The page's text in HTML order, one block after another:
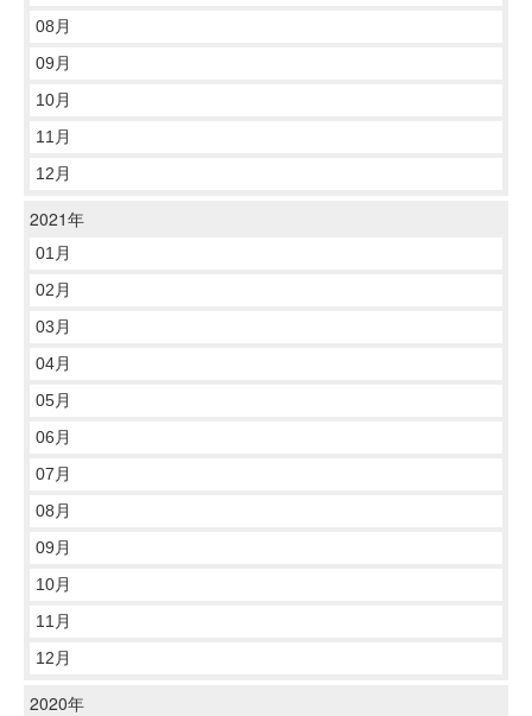
08月
09月
10月
11月
12月
2021年
01月
02月
03月
04月
05月
06月
07月
08月
09月
10月
11月
12月
2020年